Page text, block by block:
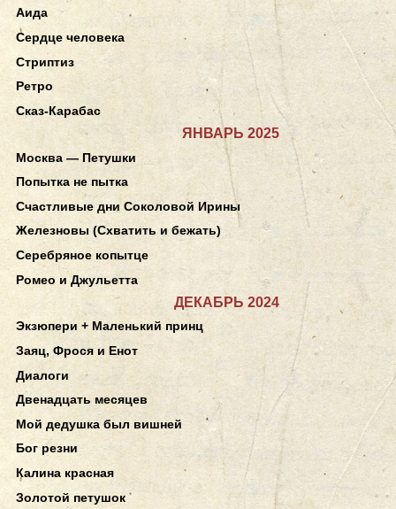
Аида
Сердце человека
Стриптиз
Ретро
Сказ-Карабас
ЯНВАРЬ 2025
Москва — Петушки
Попытка не пытка
Счастливые дни Соколовой Ирины
Железновы (Схватить и бежать)
Серебряное копытце
Ромео и Джульетта
ДЕКАБРЬ 2024
Экзюпери + Маленький принц
Заяц, Фрося и Енот
Диалоги
Двенадцать месяцев
Мой дедушка был вишней
Бог резни
Калина красная
Золотой петушок